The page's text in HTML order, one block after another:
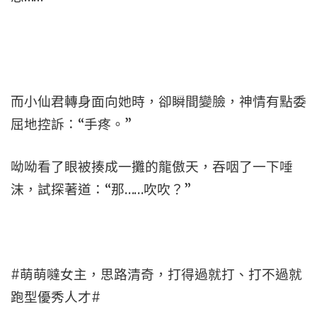
而小仙君轉身面向她時，卻瞬間變臉，神情有點委
屈地控訴：“手疼。”
呦呦看了眼被揍成一攤的龍傲天，吞咽了一下唾
沫，試探著道：“那……吹吹？”
#萌萌噠女主，思路清奇，打得過就打、打不過就
跑型優秀人才#